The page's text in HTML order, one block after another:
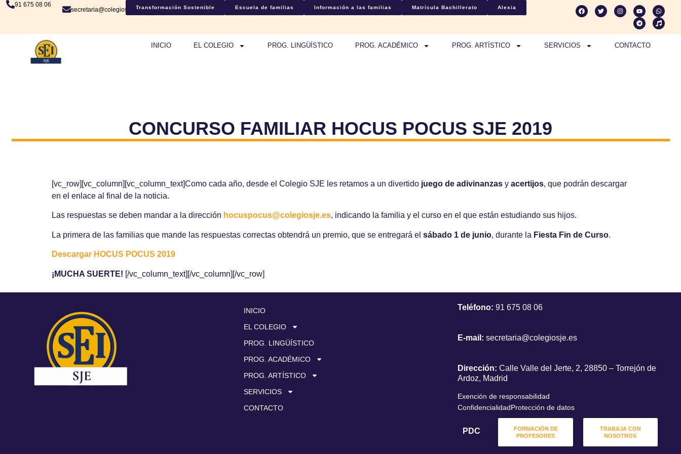
91 675 08 06
secretaria@colegiosje.esTransformación Sostenible Escuela de familias Información a las familias Matrícula Bachillerato Alexia
INICIO EL COLEGIO PROG. LINGÜÍSTICO PROG. ACADÉMICO PROG. ARTÍSTICO SERVICIOS CONTACTO
CONCURSO FAMILIAR HOCUS POCUS SJE 2019
[vc_row][vc_column][vc_column_text]Como cada año, desde el Colegio SJE les retamos a un divertido juego de adivinanzas y acertijos, que podrán descargar
en el enlace al final de la noticia.
Las respuestas se deben mandar a la dirección hocuspocus@colegiosje.es, indicando la familia y el curso en el que están estudiando sus hijos.
La primera de las familias que mande las respuestas correctas obtendrá un premio, que se entregará el sábado 1 de junio, durante la Fiesta Fin de Curso.
Descargar HOCUS POCUS 2019
¡MUCHA SUERTE! [/vc_column_text][/vc_column][/vc_row]
INICIO
EL COLEGIO
PROG. LINGÜÍSTICO
PROG. ACADÉMICO
PROG. ARTÍSTICO
SERVICIOS
CONTACTO
Teléfono: 91 675 08 06
E-mail: secretaria@colegiosje.es
Dirección: Calle Valle del Jerte, 2, 28850 – Torrejón de
Ardoz, Madrid
Exención de responsabilidad
ConfidencialidadProtección de datos
PDC
FORMACIÓN DE
PROFESORES
TRABAJA CON
NOSOTROS